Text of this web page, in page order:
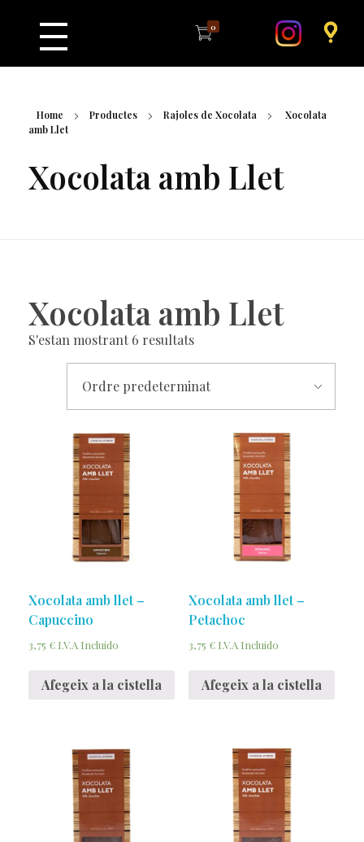
0
Home Productes Rajoles de Xocolata
Xocolata
amb Llet
Xocolata amb Llet
Xocolata amb Llet
S'estan mostrant 6 resultats
Xocolata amb llet –
Capuccino
3,75 € I.V.A Incluido
Afegeix a la cistella
Xocolata amb llet –
Petachoc
3,75 € I.V.A Incluido
Afegeix a la cistella